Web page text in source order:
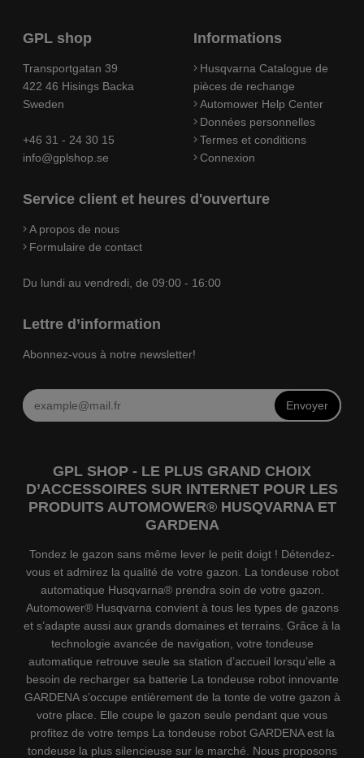
GPL shop
Transportgatan 39
422 46 Hisings Backa
Sweden
+46 31 - 24 30 15
info@gplshop.se
Informations
Husqvarna Catalogue de
pièces de rechange
Automower Help Center
Données personnelles
Termes et conditions
Connexion
Service client et heures d'ouverture
A propos de nous
Formulaire de contact
Du lundi au vendredi, de 09:00 - 16:00
Lettre d’information
Abonnez-vous à notre newsletter!
Envoyer
GPL SHOP - LE PLUS GRAND CHOIX
D’ACCESSOIRES SUR INTERNET POUR LES
PRODUITS AUTOMOWER® HUSQVARNA ET
GARDENA
Tondez le gazon sans même lever le petit doigt ! Détendez-
vous et admirez la qualité de votre gazon. La tondeuse robot
automatique Husqvarna® prendra soin de votre gazon.
Automower® Husqvarna convient à tous les types de gazons
et s’adapte aussi aux grands domaines et terrains. Grâce à la
technologie avancée de navigation, votre tondeuse
automatique retrouve seule sa station d’accueil lorsqu’elle a
besoin de recharger sa batterie La tondeuse robot innovante
GARDENA s’occupe entièrement de la tonte de votre gazon à
votre place. Elle coupe le gazon seule pendant que vous
profitez de votre temps La tondeuse robot GARDENA est la
tondeuse la plus silencieuse sur le marché. Nous proposons